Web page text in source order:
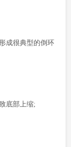
成很典型的倒环
底部上缩;